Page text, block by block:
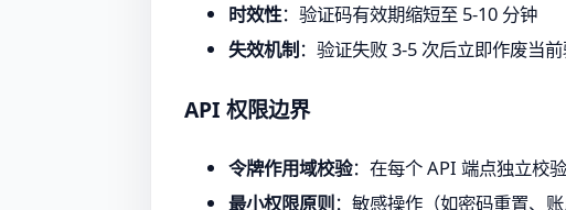
时效性：验证码有效期缩短至 5-10 分钟
失效机制：验证失败 3-5 次后立即作废当
API 权限边界
令牌作用域校验：在每个 API 端点独立校
最小权限原则：敏感操作（如密码重置、